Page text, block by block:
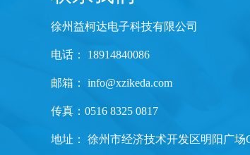
徐州益柯达电子科技有限公司
电话： 18914840086
邮箱： info@xzikeda.com
传真：0516 8325 0817
地址： 徐州市经济技术开发区明阳广场